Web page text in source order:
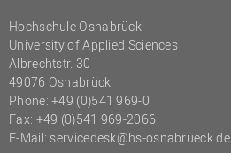
Prozessmanagement
Recht
Science to Business GmbH
Studierendensekretariat
Hochschule Osnabrück
University of Applied Sciences
Albrechtstr. 30
49076 Osnabrück
Phone: +49 (0)541 969-0
Fax: +49 (0)541 969-2066
E-Mail: servicedesk@hs-osnabrueck.de